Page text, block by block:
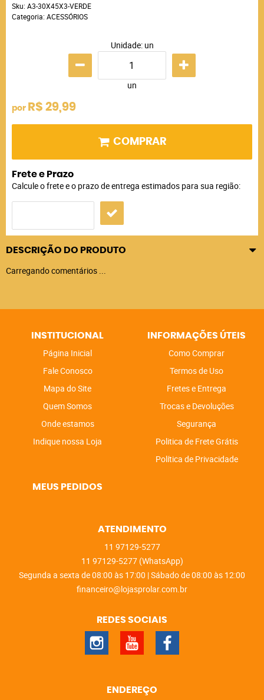
Sku: A3-30X45X3-VERDE
Categoria: ACESSÓRIOS
Unidade: un
un
por R$ 29,99
COMPRAR
Frete e Prazo
Calcule o frete e o prazo de entrega estimados para sua região:
DESCRIÇÃO DO PRODUTO
Carregando comentários ...
INSTITUCIONAL
Página Inicial
Fale Conosco
Mapa do Site
Quem Somos
Onde estamos
Indique nossa Loja
INFORMAÇÕES ÚTEIS
Como Comprar
Termos de Uso
Fretes e Entrega
Trocas e Devoluções
Segurança
Politica de Frete Grátis
Política de Privacidade
MEUS PEDIDOS
ATENDIMENTO
11 97129-5277
11 97129-5277 (WhatsApp)
Segunda a sexta de 08:00 às 17:00 | Sábado de 08:00 às 12:00
financeiro@lojasprolar.com.br
REDES SOCIAIS
ENDEREÇO